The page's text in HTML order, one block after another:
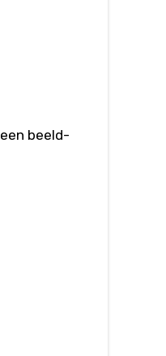
beeld-